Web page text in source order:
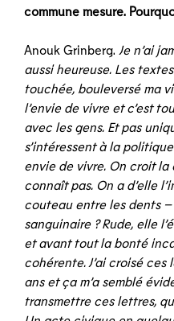
commune mesure.
Anouk Grinberg. Je n’ai
aussi heureuse. Les
touchée, bouleversé ma
l’envie de vivre et c’est
avec les gens. Et pas
s’intéressent à la
envie de vivre. On croit
connaît pas. On a d’elle
couteau entre les dents –
sanguinaire ? Rude, elle
et avant tout la bonté
cohérente. J’ai croisé
ans et ça m’a semblé
transmettre ces lettres,